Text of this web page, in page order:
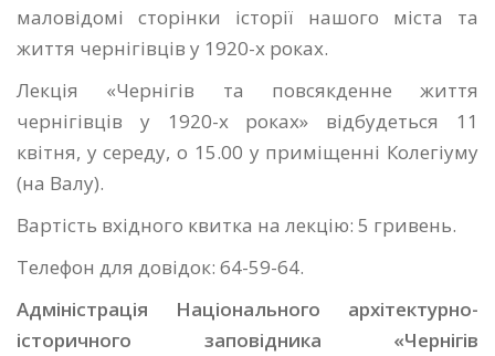
маловідомі сторінки історії нашого міста та
життя чернігівців у 1920-х роках.
Лекція «Чернігів та повсякденне життя
чернігівців у 1920-х роках» відбудеться 11
квітня, у середу, о 15.00 у приміщенні Колегіуму
(на Валу).
Вартість вхідного квитка на лекцію: 5 гривень.
Телефон для довідок: 64-59-64.
Адміністрація Національного архітектурно-
історичного заповідника «Чернігів